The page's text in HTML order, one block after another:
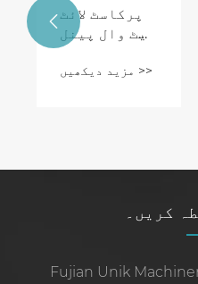
پرکاسٹ لائٹ
ویٹ وال پینل
مشین کو کیسے
منتخب کریں؟
مزید دیکھیں >>

کریں۔
Fujian Unik